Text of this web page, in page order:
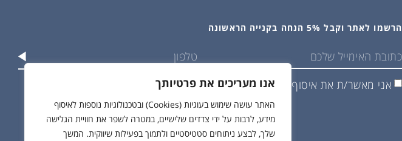
אנו מעריכים את פרטיותך
האתר עושה שימוש בעוגיות (Cookies) ובטכנולוגיות נוספות לאיסוף
מידע, לרבות על ידי צדדים שלישיים, במטרה לשפר את חוויית הגלישה
שלך, לבצע ניתוחים סטטיסטיים ולתמוך בפעילות שיווקית. המשך
הרשמו לאתר וקבל 5% הנחה בקנייה הראשונה
אני מאשר/ת את איסוף ושימוש בפרטים שלי בהתאם למדיניות הפרטיות